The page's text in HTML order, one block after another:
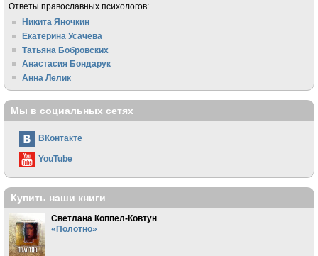
Ответы православных психологов:
Никита Яночкин
Екатерина Усачева
Татьяна Бобровских
Анастасия Бондарук
Анна Лелик
Мы в социальных сетях
ВКонтакте
YouTube
Купить наши книги
Светлана Коппел-Ковтун
«Полотно»